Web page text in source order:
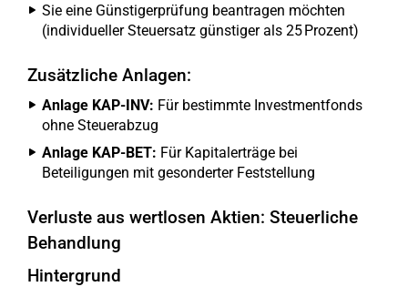
Sie eine Günstigerprüfung beantragen möchten
(individueller Steuersatz günstiger als 25 Prozent)
Zusätzliche Anlagen:
Anlage KAP-INV: Für bestimmte Investmentfonds
ohne Steuerabzug
Anlage KAP-BET: Für Kapitalerträge bei
Beteiligungen mit gesonderter Feststellung
Verluste aus wertlosen Aktien: Steuerliche
Behandlung
Hintergrund